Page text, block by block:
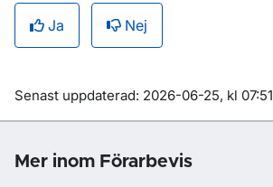
Ja Nej
Om sidan
Senast uppdaterad: 2026-06-25, kl 07:51
Mer inom Förarbevis